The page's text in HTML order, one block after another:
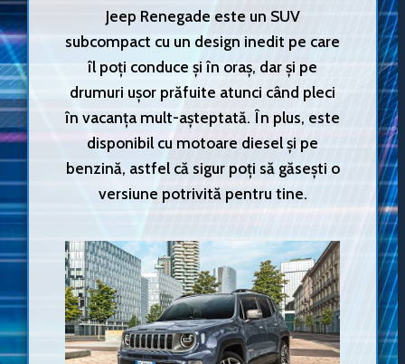
Jeep Renegade este un SUV
subcompact cu un design inedit pe care
îl poți conduce și în oraș, dar și pe
drumuri ușor prăfuite atunci când pleci
în vacanța mult-așteptată. În plus, este
disponibil cu motoare diesel și pe
benzină, astfel că sigur poți să găsești o
versiune potrivită pentru tine.